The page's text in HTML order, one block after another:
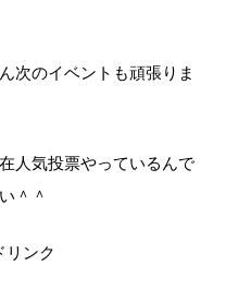
次のイベントも頑張りま
人気投票やっているんで
＾＾
リンク